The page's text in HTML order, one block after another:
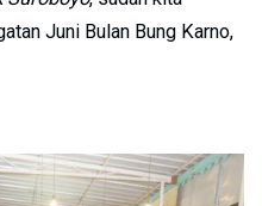
Juni Bulan Bung Karno,